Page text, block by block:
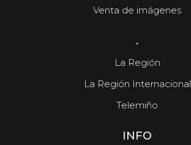
Venta de imágenes
.
La Región
La Región Internacional
Telemiño
INFO